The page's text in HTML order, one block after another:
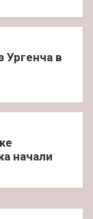
Ургенча в
начали